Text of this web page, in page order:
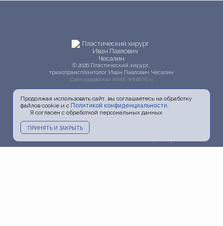
© 2026 Пластический хирург,
трихотрансплантолог Иван Павлович Чесалин
Сайт разработан MAKE-WEBSITE.ru
Услуги
Прайс
Продолжая использовать сайт, вы соглашаетесь на обработку
файлов cookie и с Политикой конфиденциальности
Я согласен с обработкой персональных данных
ПРИНЯТЬ И ЗАКРЫТЬ